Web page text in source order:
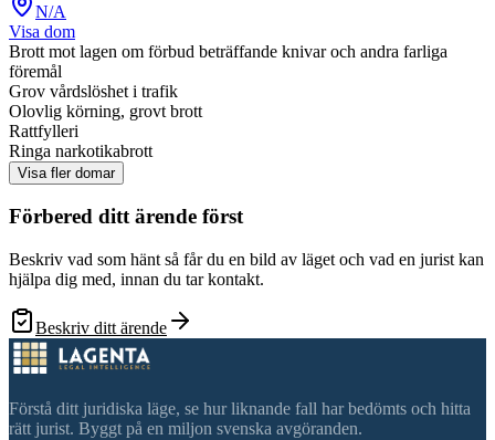
N/A
Visa dom
Brott mot lagen om förbud beträffande knivar och andra farliga
föremål
Grov vårdslöshet i trafik
Olovlig körning, grovt brott
Rattfylleri
Ringa narkotikabrott
Visa fler domar
Förbered ditt ärende först
Beskriv vad som hänt så får du en bild av läget och vad en jurist kan
hjälpa dig med, innan du tar kontakt.
Beskriv ditt ärende
Förstå ditt juridiska läge, se hur liknande fall har bedömts och hitta
rätt jurist. Byggt på en miljon svenska avgöranden.